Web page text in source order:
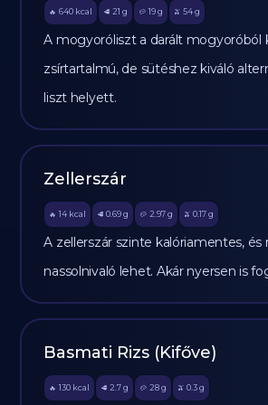
🔥 640 kcal 🥩 21 g 🥔 19g 🫒 54 g
A mogyoróliszt a darált mogyoróból
zsírtartalmú, de sütéshez kiváló
liszt helyett.
Zellerszár
🔥 14 kcal 🥩 0.69 g 🥔 2.97g 🫒 0.17 g
A zellerszár szinte kalóriamentes, és
nassolnivaló lehet. Akár nyersen is
Basmati Rizs (Kifőve)
🔥 130 kcal 🥩 2.7 g 🥔 28g 🫒 0.3 g